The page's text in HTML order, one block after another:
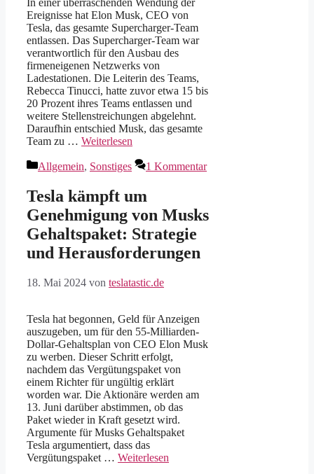
In einer überraschenden Wendung der
Ereignisse hat Elon Musk, CEO von
Tesla, das gesamte Supercharger-Team
entlassen. Das Supercharger-Team war
verantwortlich für den Ausbau des
firmeneigenen Netzwerks von
Ladestationen. Die Leiterin des Teams,
Rebecca Tinucci, hatte zuvor etwa 15 bis
20 Prozent ihres Teams entlassen und
weitere Stellenstreichungen abgelehnt.
Daraufhin entschied Musk, das gesamte
Team zu … Weiterlesen
Kategorien
Allgemein, Sonstiges 1 Kommentar
Tesla kämpft um
Genehmigung von Musks
Gehaltspaket: Strategie
und Herausforderungen
18. Mai 2024 von teslatastic.de
Tesla hat begonnen, Geld für Anzeigen
auszugeben, um für den 55-Milliarden-
Dollar-Gehaltsplan von CEO Elon Musk
zu werben. Dieser Schritt erfolgt,
nachdem das Vergütungspaket von
einem Richter für ungültig erklärt
worden war. Die Aktionäre werden am
13. Juni darüber abstimmen, ob das
Paket wieder in Kraft gesetzt wird.
Argumente für Musks Gehaltspaket
Tesla argumentiert, dass das
Vergütungspaket … Weiterlesen